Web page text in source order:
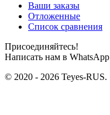
Ваши заказы
Отложенные
Список сравнения
Присоединяйтесь!
Написать нам в WhatsApp
© 2020 - 2026 Teyes-RUS.